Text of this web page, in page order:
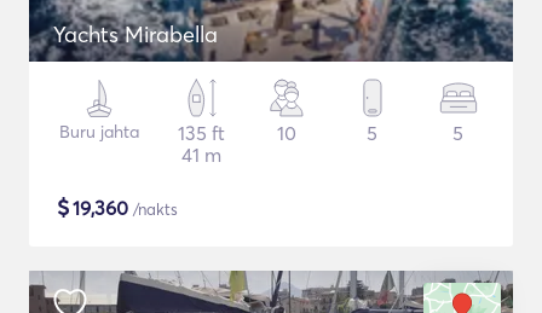
Yachts Mirabella
Buru jahta
135 ft
41 m
10 5 5
$19,360 /nakts